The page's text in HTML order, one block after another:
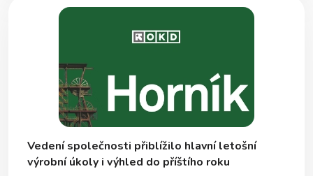
Vedení společnosti přiblížilo hlavní letošní
výrobní úkoly i výhled do příštího roku